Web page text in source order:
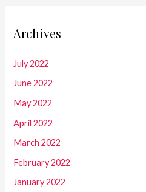
Archives
July 2022
June 2022
May 2022
April 2022
March 2022
February 2022
January 2022